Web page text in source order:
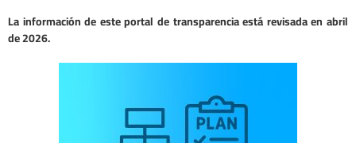
La información de este portal de transparencia está revisada en abril
de 2026.